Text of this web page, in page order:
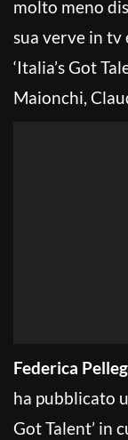
molto meno
sua verve in
‘Italia’s Got
Maionchi,
Federica
ha pubblicato
Got Talent’ in